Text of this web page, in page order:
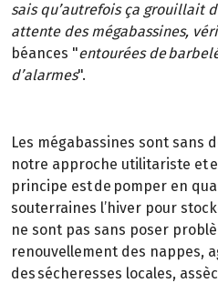
sais qu’autrefois ça grouillait
attente des mégabassines,
béances "entourées de
d’alarmes".
Les mégabassines sont sans
notre approche utilitariste et
principe est de pomper en
souterraines l’hiver pour
ne sont pas sans poser
renouvellement des nappes,
des sécheresses locales,